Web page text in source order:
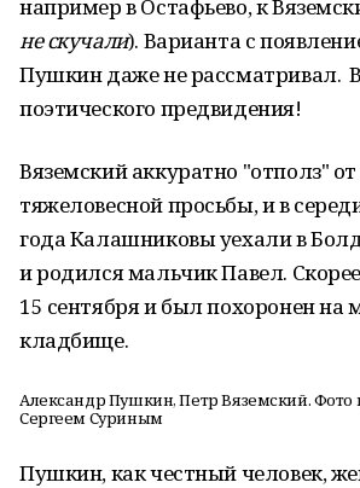
например в Остафьево, к
не скучали). Варианта с
Пушкин даже не рассматривал.
поэтического предвидения!
Вяземский аккуратно "отполз" от
тяжеловесной просьбы, и в
года Калашниковы уехали в
и родился мальчик Павел.
15 сентября и был похоронен на
кладбище.
Александр Пушкин, Петр Вяземский. Фото
Сергеем Суриным
Пушкин, как честный человек,